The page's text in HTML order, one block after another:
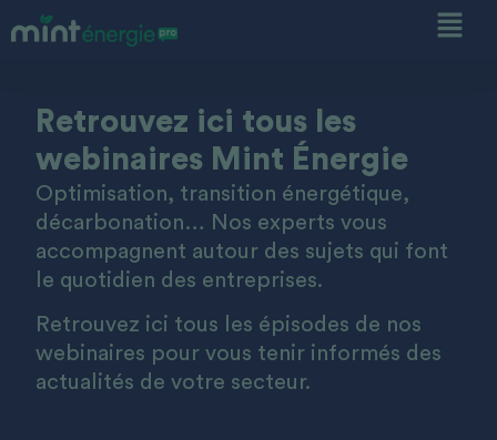
Retrouvez ici tous les
webinaires Mint Énergie
Optimisation, transition énergétique,
décarbonation… Nos experts vous
accompagnent autour des sujets qui font
le quotidien des entreprises.
Retrouvez ici tous les épisodes de nos
webinaires pour vous tenir informés des
actualités de votre secteur.